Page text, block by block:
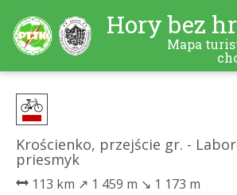
Hory bez
Mapa
Krościenko, przejście gr. -
priesmyk
113 km ↗ 1 459 m ↘ 1 173 m